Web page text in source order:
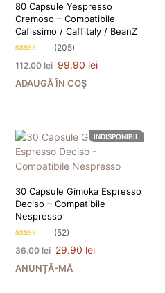
80 Capsule Yespresso
Cremoso – Compatibile
Cafissimo / Caffitaly / BeanZ
4.63
(205)
112.00lei Prețul
inițial
a
99.90 leiPrețul
ADAUGĂ ÎN COȘ
PRIMEȘTI 100 PUNCTE LA
ACHIZIȚIA ACESTUI PRODUS!
INDISPONIBIL
30 Capsule Gimoka Espresso
Deciso – Compatibile
Nespresso
4.52
(52)
36.00lei Prețul
a
29.90 leiPrețul
ANUNȚĂ-MĂ